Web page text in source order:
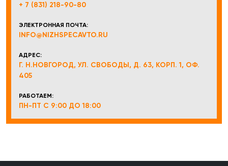
+ 7 (831) 218-90-80
ЭЛЕКТРОННАЯ ПОЧТА:
INFO@NIZHSPECAVTO.RU
АДРЕС:
Г. Н.НОВГОРОД, УЛ. СВОБОДЫ, Д. 63, КОРП. 1, ОФ.
405
РАБОТАЕМ:
ПН-ПТ С 9:00 ДО 18:00